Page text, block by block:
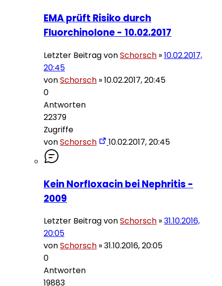
EMA prüft Risiko durch
Fluorchinolone - 10.02.2017
Letzter Beitrag vonSchorsch »10.02.2017,
20:45
vonSchorsch »10.02.2017, 20:45
0
Antworten
22379
Zugriffe
vonSchorsch 10.02.2017, 20:45
Kein Norfloxacin bei Nephritis -
2009
Letzter Beitrag vonSchorsch »31.10.2016,
20:05
vonSchorsch »31.10.2016, 20:05
0
Antworten
19883